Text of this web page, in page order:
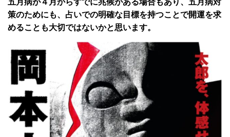
策のためにも、占いでの明確な目標を持つことで開運を求
めることも大切ではないかと思います。